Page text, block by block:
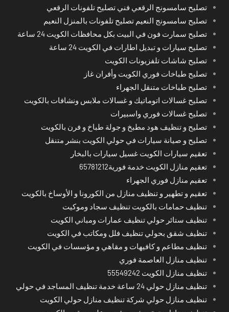
تصليح سامسونج الرقعي فني تصليح تلفونات الرقعي
تصليح سامسونج النعيم تصليح تلفونات بالمنزل النعيم
تصليح سمارت فون في البيت بكل محافظات الكويت 24 ساعة
تصليح سيارات و تبديل اطارات في الكويت 24 ساعة
تصليح شاشات تلفزيونات الكويت
تصليح طباخات فوري الكويت وأفران غاز
تصليح طباخات متنقل الجهراء
تصليح غسالات اتوماتيك و غسالات ملابس ونشافات بالكويت
تصليح غسالات فوري واسبيرات
تصليح و تنظيف هود مطبخ و جولة طباخ و فرن بالكويت
تصليح و صيانة سيارات في حولي الكويت بنشر متنقل
تعقيم سيارات الكويت غسيل سيارات بالبخار
تعقيم منازل الكويت خدمة فورية65781212
تعقيم منازل فوري الجهراء
تعقيم و تطهير و تنظيف منازل من الكورونا و الأوساخ بالكويت
تنظيف حمامات بالكويت تنظيف سجاد وموكيت
تنظيف ستائر حولي تنظيف عمارات ومباني الكويت
تنظيف شقق بحولي تنظيف فلل ومكاتب في الكويت
تنظيف مطاعم و كافيهات و مقاهي و مؤسسات في الكويت
تنظيف منازل العاصمة فوري
تنظيف منازل الكويت 55549242
تنظيف منازل حولي 24 ساعة خدمة تنظيف المساجد في حولي
تنظيف منازل حولي شركة تنظيف منازل حولي الكويت